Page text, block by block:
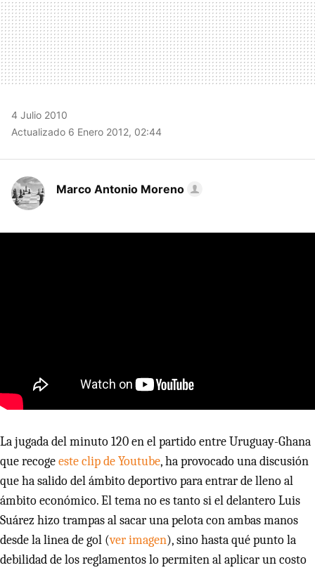
4 Julio 2010
Actualizado 6 Enero 2012, 02:44
Marco Antonio Moreno
La jugada del minuto 120 en el partido entre Uruguay-Ghana
que recogeeste clip de Youtube, ha provocado una discusión
que ha salido del ámbito deportivo para entrar de lleno al
ámbito económico. El tema no es tanto si el delantero Luis
Suárez hizo trampas al sacar una pelota con ambas manos
desde la linea de gol (ver imagen), sino hasta qué punto la
debilidad de los reglamentos lo permiten al aplicar un costo